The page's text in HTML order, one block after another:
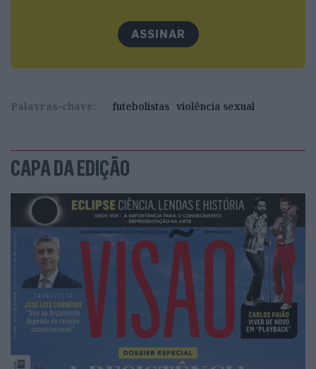
violentado sexualmente.ASSINAR
Palavras-chave: futebolistas violência sexual
CAPA DA EDIÇÃO